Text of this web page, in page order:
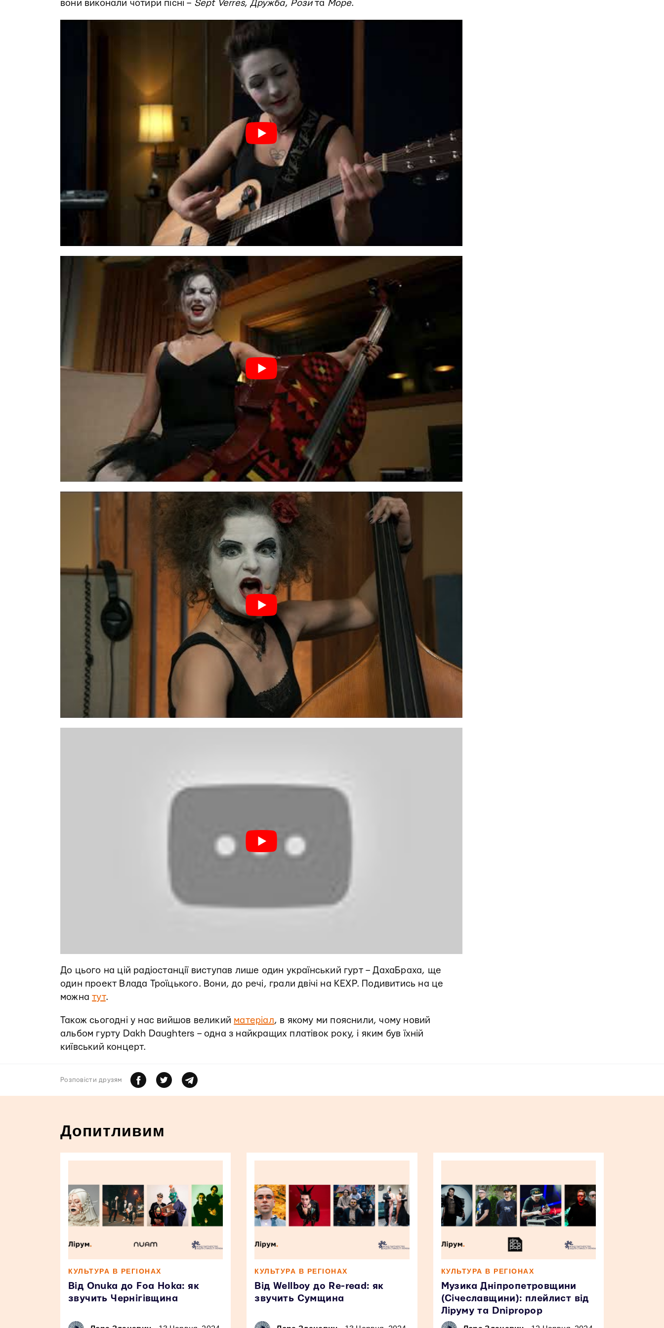
вони виконали чотири пісні – Sept Verres,Дружба, Розита Море.
До цього на цій радіостанції виступав лише один український гурт – ДахаБраха, ще
один проект Влада Троїцького. Вони, до речі, грали двічі на KEXP. Подивитись на це
можнатут.
Також сьогодні у нас вийшов великий матеріал, в якому ми пояснили, чому новий
альбом гурту Dakh Daughters – одна з найкращих платівок року, і яким був їхній
київський концерт.
Розповiсти друзям
Допитливим
КУЛЬТУРА В РЕГІОНАХ
Від Onuka до Foa Hoka: як
звучить Чернігівщина
КУЛЬТУРА В РЕГІОНАХ
Від Wellboy до Re-read: як
звучить Сумщина
КУЛЬТУРА В РЕГІОНАХ
Музика Дніпропетровщини
(Січеславщини): плейлист від
Ліруму та Dnipropop